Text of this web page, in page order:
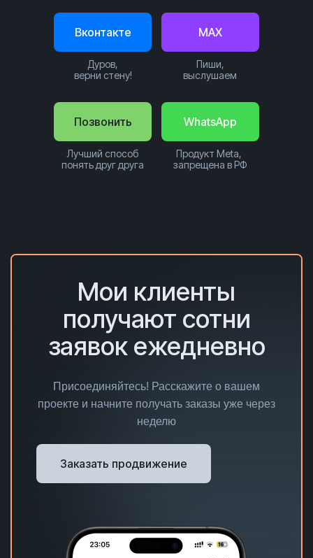
Позвонить
Лучший способ
понять друг друга
WhatsApp
Продукт Meta,
запрещена в РФ
Вконтакте
Дуров,
верни стену!
MAX
Пиши,
выслушаем
Мои клиенты
получают сотни
заявок ежедневно
Присоединяйтесь! Расскажите о вашем
проекте и начните получать заказы уже через
неделю
Заказать продвижение